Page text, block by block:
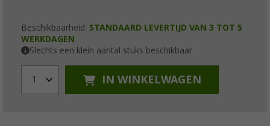
Beschikbaarheid: STANDAARD LEVERTIJD VAN 3 TOT 5
WERKDAGEN
Slechts een klein aantal stuks beschikbaar
1 IN WINKELWAGEN